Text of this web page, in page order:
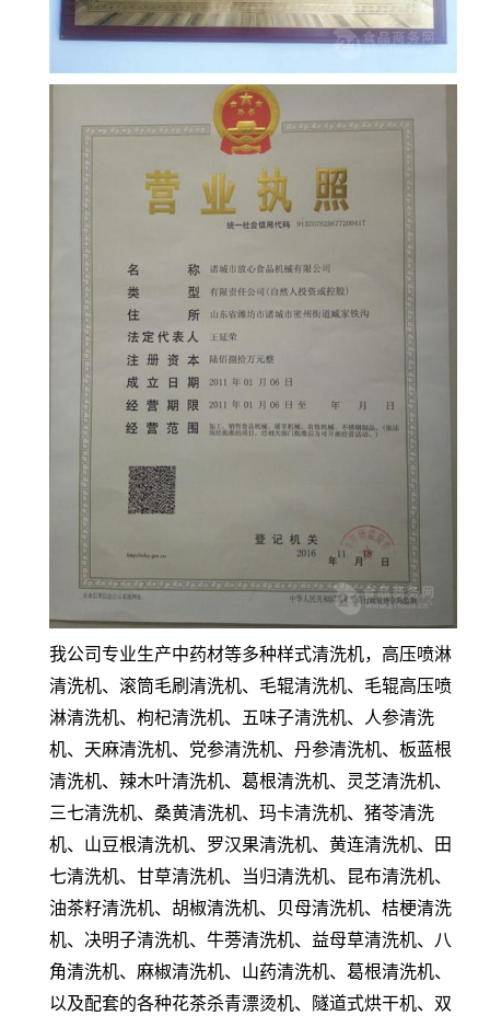
我公司专业生产中药材等多种样式清洗机，高压喷淋
清洗机、滚筒毛刷清洗机、毛辊清洗机、毛辊高压喷
淋清洗机、枸杞清洗机、五味子清洗机、人参清洗
机、天麻清洗机、党参清洗机、丹参清洗机、板蓝根
清洗机、辣木叶清洗机、葛根清洗机、灵芝清洗机、
三七清洗机、桑黄清洗机、玛卡清洗机、猪苓清洗
机、山豆根清洗机、罗汉果清洗机、黄连清洗机、田
七清洗机、甘草清洗机、当归清洗机、昆布清洗机、
油茶籽清洗机、胡椒清洗机、贝母清洗机、桔梗清洗
机、决明子清洗机、牛蒡清洗机、益母草清洗机、八
角清洗机、麻椒清洗机、山药清洗机、葛根清洗机、
以及配套的各种花茶杀青漂烫机、隧道式烘干机、双